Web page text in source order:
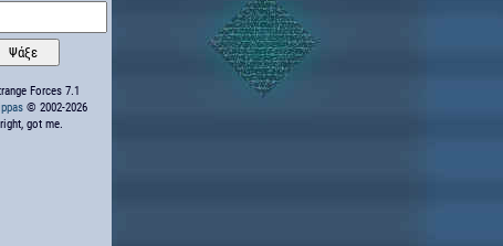
Forces 7.1
© 2002-2026
got me.